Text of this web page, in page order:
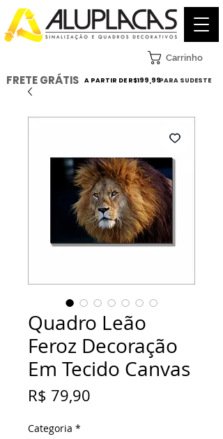
Carrinho
FRETE GRÁTIS A PARTIR DE R$199,99PARA SUDESTE
Quadro Leão
Feroz Decoração
Em Tecido Canvas
R$ 79,90
Categoria *